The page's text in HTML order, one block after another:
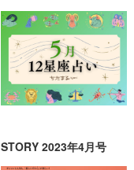
STORY 2023年4月号